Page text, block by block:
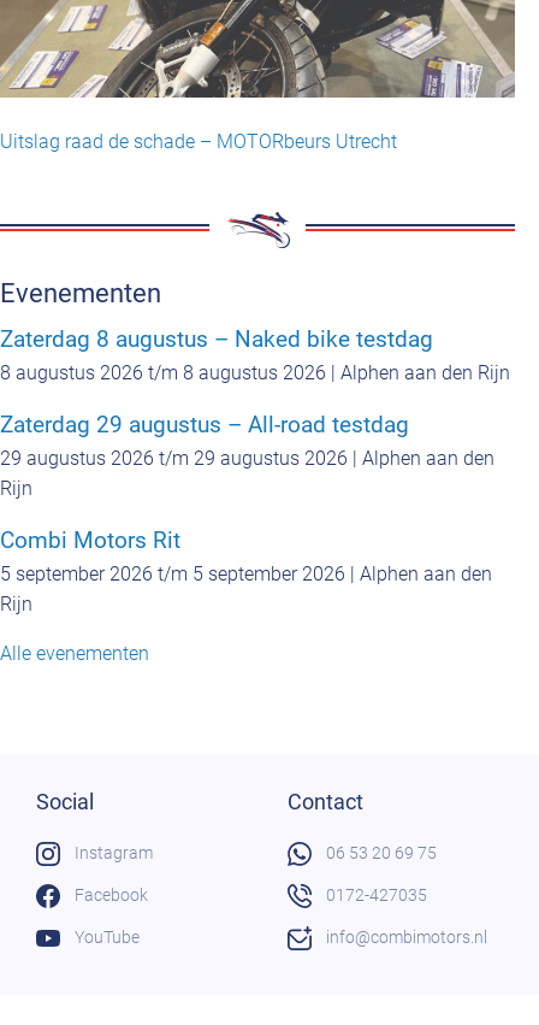
Uitslag raad de schade – MOTORbeurs Utrecht
Evenementen
Zaterdag 8 augustus – Naked bike testdag
8 augustus 2026 t/m 8 augustus 2026 | Alphen aan den Rijn
Zaterdag 29 augustus – All-road testdag
29 augustus 2026 t/m 29 augustus 2026 | Alphen aan den
Rijn
Combi Motors Rit
5 september 2026 t/m 5 september 2026 | Alphen aan den
Rijn
Alle evenementen
Social
Instagram
Facebook
YouTube
Contact
06 53 20 69 75
0172-427035
info@combimotors.nl